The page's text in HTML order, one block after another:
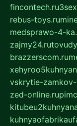
fincontech.ru
rebus-toys.ru
medsprawo-4-
zajmy24.ru
brazzerscom.ru
vskrytie-zamkov-
zed-online.ru